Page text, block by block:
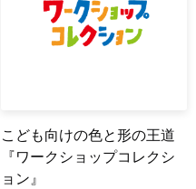
こども向けの色と形の王道
『ワークショップコレクシ
ョン』